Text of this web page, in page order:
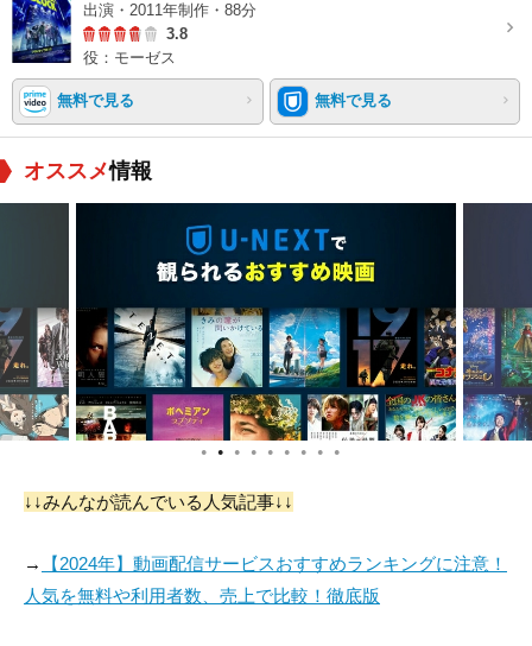
出演・2011年制作・88分
3.8
役：モーゼス
無料で見る 無料で見る
オススメ情報
● ● ● ● ● ● ● ● ●
↓↓みんなが読んでいる人気記事↓↓
→
【2024年】動画配信サービスおすすめランキングに注意！
人気を無料や利用者数、売上で比較！徹底版